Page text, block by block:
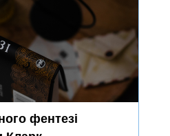
фентезі